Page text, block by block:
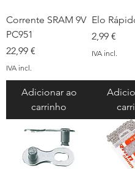
Corrente SRAM 9V
PC951
Preço
22,99 €
IVA incl.
Adicionar ao
carrinho
Elo
Preço
2,99 €
IVA incl.